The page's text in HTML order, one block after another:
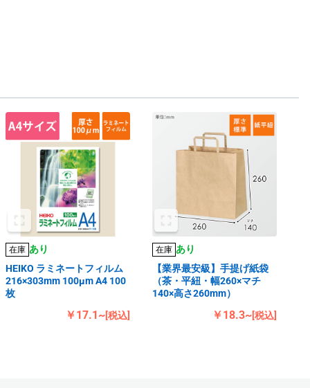
在庫 あり
HEIKO ラミネートフィルム
216×303mm 100μm A4 100
枚
￥17.1~[税込]
在庫 あり
【業界最安級】手提げ紙袋
（茶・平紐・幅260×マチ
140×高さ260mm）
￥18.3~[税込]